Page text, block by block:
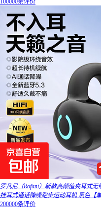
100000条评价
罗凡尼（Rofani）新款高颜值夹耳式
挂耳式通话降噪跑步运动耳机 黑色【
200000条评价